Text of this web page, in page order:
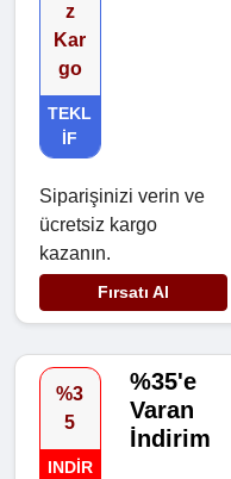
z
Kar
go
TEKL
IF
Siparişinizi verin ve
ücretsiz kargo
kazanın.
Fırsatı Al
%3
5
INDIR
%35'e
Varan
İndirim